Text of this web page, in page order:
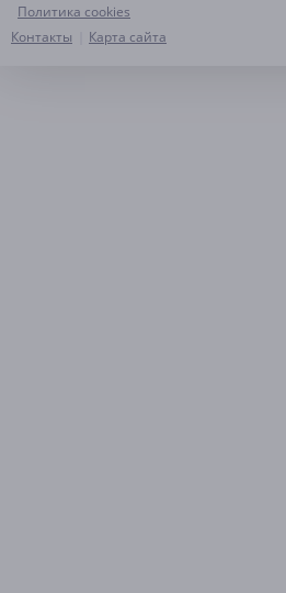
Политика cookies
Контакты
Карта сайта